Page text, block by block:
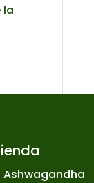
la
Ashwagandha